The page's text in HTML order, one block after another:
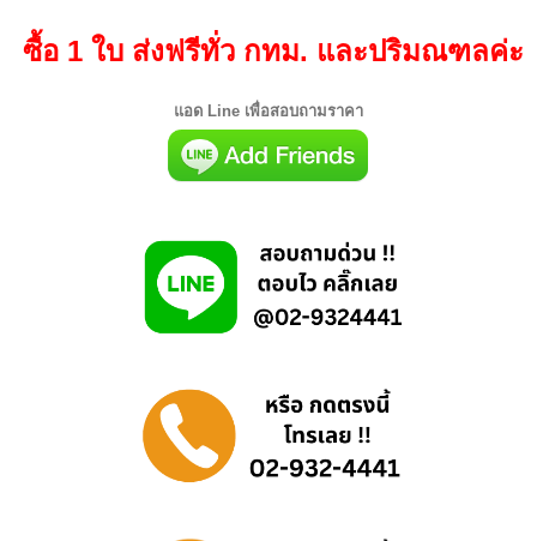
ซื้อ 1 ใบ ส่งฟรีทั่ว กทม. และปริมณฑลค่ะ
แอด Line เพื่อสอบถามราคา